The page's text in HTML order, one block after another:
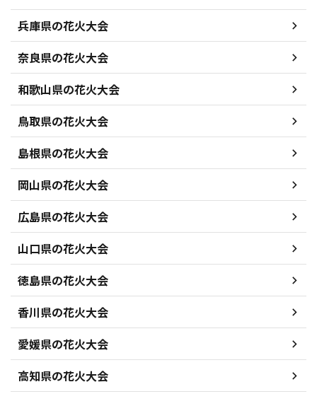
兵庫県の花火大会
奈良県の花火大会
和歌山県の花火大会
鳥取県の花火大会
島根県の花火大会
岡山県の花火大会
広島県の花火大会
山口県の花火大会
徳島県の花火大会
香川県の花火大会
愛媛県の花火大会
高知県の花火大会